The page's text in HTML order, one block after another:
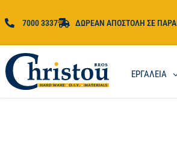
7000 3337 ΔΩΡΕΑΝ ΑΠΟΣΤΟΛΗ ΣΕ
ΕΡΓΑΛΕΙΑ